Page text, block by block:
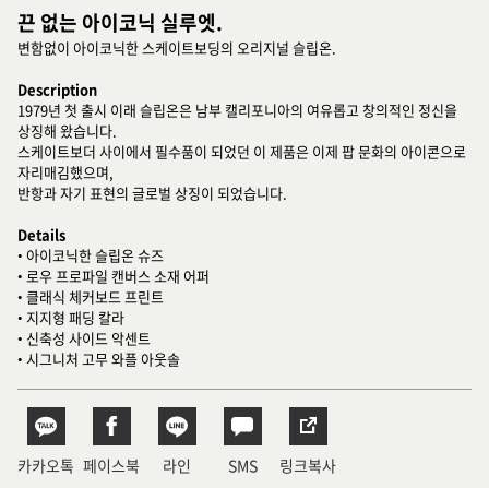
끈 없는 아이코닉 실루엣.
변함없이 아이코닉한 스케이트보딩의 오리지널 슬립온.
Description
1979년 첫 출시 이래 슬립온은 남부 캘리포니아의 여유롭고 창의적인 정신을
상징해 왔습니다.
스케이트보더 사이에서 필수품이 되었던 이 제품은 이제 팝 문화의 아이콘으로
자리매김했으며,
반항과 자기 표현의 글로벌 상징이 되었습니다.
Details
• 아이코닉한 슬립온 슈즈
• 로우 프로파일 캔버스 소재 어퍼
• 클래식 체커보드 프린트
• 지지형 패딩 칼라
• 신축성 사이드 악센트
• 시그니처 고무 와플 아웃솔
카카오톡 페이스북 라인 SMS 링크복사